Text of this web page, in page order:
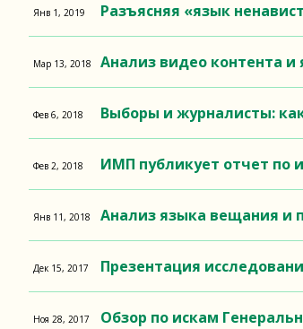
Разъясняя «язык
Янв 1, 2019
Анализ видео контента
Мар 13, 2018
Выборы и журналисты:
Фев 6, 2018
ИМП публикует отчет по
Фев 2, 2018
Анализ языка вещания и
Янв 11, 2018
Презентация
Дек 15, 2017
Обзор по искам
Ноя 28, 2017